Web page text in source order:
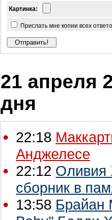
Картинка:
Прислать мне копии всех
21 апреля
дня
22:18
Анджелесе
22:12 Оливия
сборник в
13:58 Брайан